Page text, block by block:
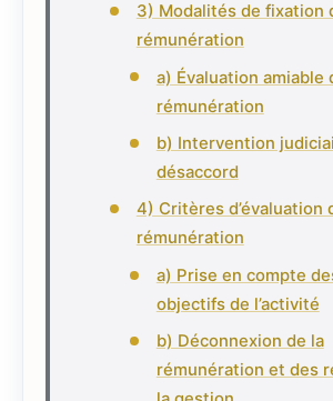
3) Modalités de fixation
rémunération
a) Évaluation amiable
rémunération
b) Intervention
désaccord
4) Critères d’évaluation
rémunération
a) Prise en compte
objectifs de l’activité
b) Déconnexion de la
rémunération et des